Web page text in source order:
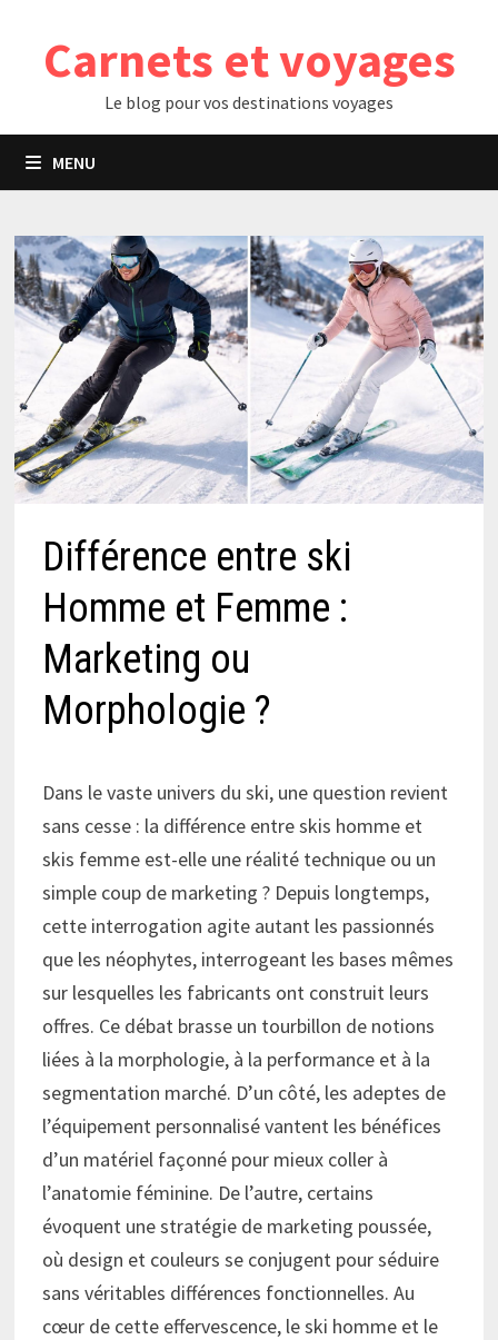
contenuCarnets et voyages
Le blog pour vos destinations voyages
MENU
Différence entre ski
Homme et Femme :
Marketing ou
Morphologie ?
Dans le vaste univers du ski, une question revient
sans cesse : la différence entre skis homme et
skis femme est-elle une réalité technique ou un
simple coup de marketing ? Depuis longtemps,
cette interrogation agite autant les passionnés
que les néophytes, interrogeant les bases mêmes
sur lesquelles les fabricants ont construit leurs
offres. Ce débat brasse un tourbillon de notions
liées à la morphologie, à la performance et à la
segmentation marché. D’un côté, les adeptes de
l’équipement personnalisé vantent les bénéfices
d’un matériel façonné pour mieux coller à
l’anatomie féminine. De l’autre, certains
évoquent une stratégie de marketing poussée,
où design et couleurs se conjugent pour séduire
sans véritables différences fonctionnelles. Au
cœur de cette effervescence, le ski homme et le